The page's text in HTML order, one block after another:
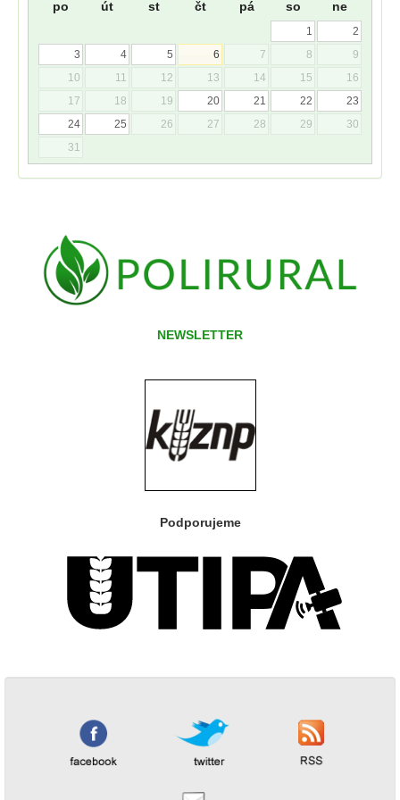
po út st čt pá so ne
1
2
3
4 5 6 7 8
9
10
11 12 13 14 15
16
17
18 19 20 21 22
23
24
25 26 27 28 29
30
31
NEWSLETTER
Podporujeme